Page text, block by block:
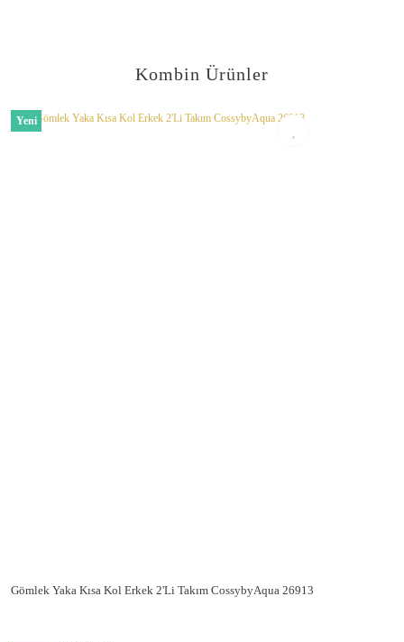
Ürün açıklamasında eksik bilgiler bulunuyor.
Kombin Ürünler
Yeni
Gömlek Yaka Kısa Kol Erkek 2'Li Takım CossybyAqua 26913